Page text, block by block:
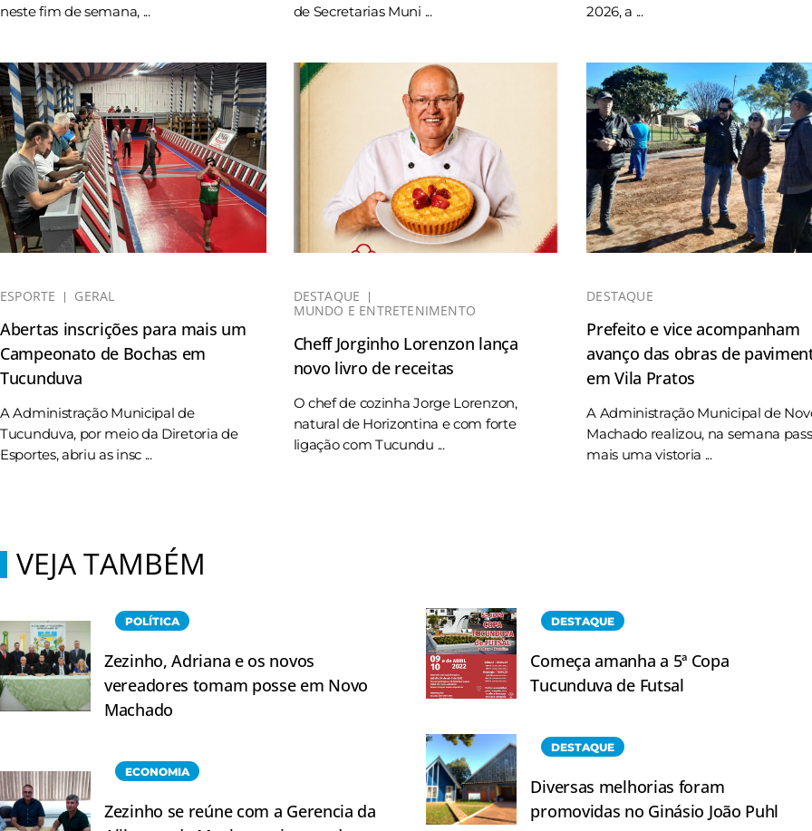
neste fim de semana, ...
de Secretarias Muni ...
2026, a ...
ESPORTE GERAL
Abertas inscrições para mais um
Campeonato de Bochas em
Tucunduva
A Administração Municipal de
Tucunduva, por meio da Diretoria de
Esportes, abriu as insc ...
DESTAQUE
MUNDO E ENTRETENIMENTO
Cheff Jorginho Lorenzon lança
novo livro de receitas
O chef de cozinha Jorge Lorenzon,
natural de Horizontina e com forte
ligação com Tucundu ...
DESTAQUE
Prefeito e vice acompanham
avanço das obras de
em Vila Pratos
A Administração Municipal de
Machado realizou, na semana
mais uma vistoria ...
VEJA TAMBÉM
POLÍTICA
Zezinho, Adriana e os novos
vereadores tomam posse em Novo
Machado
ECONOMIA
Zezinho se reúne com a Gerencia da
DESTAQUE
Começa amanha a 5ª Copa
Tucunduva de Futsal
DESTAQUE
Diversas melhorias foram
promovidas no Ginásio João Puhl